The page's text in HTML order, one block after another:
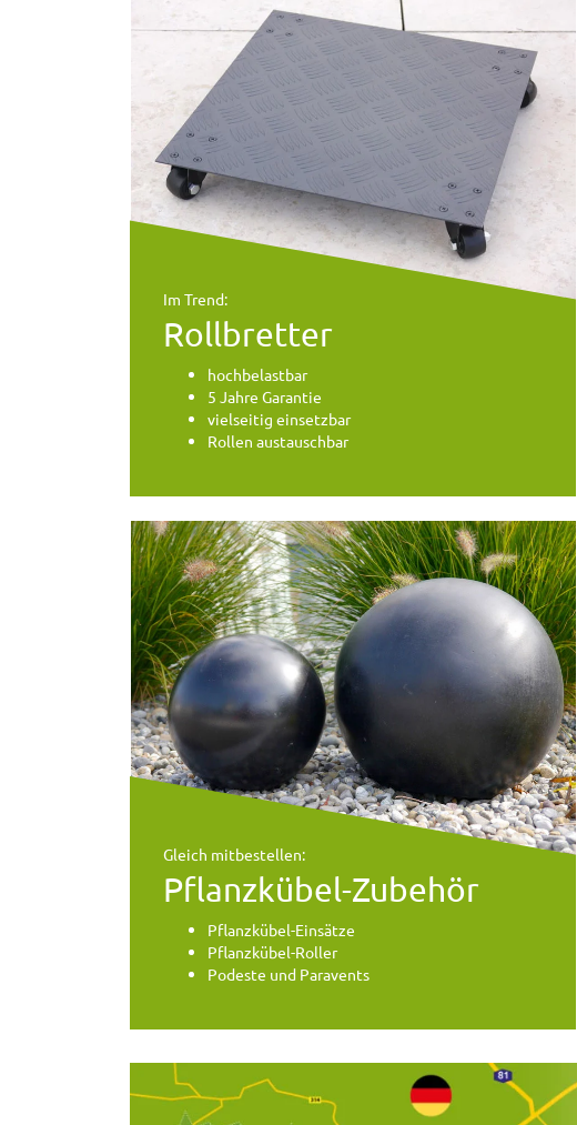
Im Trend:
Rollbretter
hochbelastbar
5 Jahre Garantie
vielseitig einsetzbar
Rollen austauschbar
Gleich mitbestellen:
Pflanzkübel-Zubehör
Pflanzkübel-Einsätze
Pflanzkübel-Roller
Podeste und Paravents